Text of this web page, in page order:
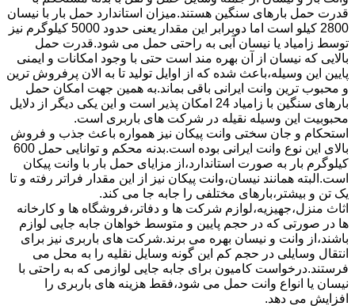
قدرت حمل بارهای سنگین هستند.میزان استاندارد حمل بار با نیسان
2800 کیلو است اما دوبرابر این مقدار یعنی حدود 5000 کیلوگرم نیز
توسط زامیاد یا نیسان آبی به راحتی حمل می شود.قدرت حمل
بالایی که نیسان از آن بهره مند است حتی با وجود امکانات و ایمنی
پایین این وسیله،باعث شده که از اوایل تولید تا به الان پرفروش ترین
و محبوب ترین وانت ایرانی باقی بماند.به همین جهت امکان حمل
بارهای سنگین با زامیاد 24 امکان پذیر است و این یکی دیگر از دلایل
محبوبیت این وسیله نقیله در شرکت های باربری است.
استحکام و جان سختی وانت پیکان نیز همواره باعث جذب و فروش
بالای این نوع وانت ایرانی بوده است.بدنه محکم و توانایی حمل 600
کیلوگرم بار به صورت استاندارد،از مزایای حمل بار با وانت پیکان
است.البته همانند نیسان،وانت پیکان نیز از این مقدار فراتر رفته و تا
یک تن و بیشتر،بارهای مختلفی را جابه جا می کند.
اثاث منزل،جهیزیه،لوازم شرکت ها و دفاتر،فروشگاه ها و کارخانه
ها در صورتی که در حجم پایین و متوسط خواهان جابه جایی لوازم
باشند،از وانت و نیسان بهره می برند.شرکت های باربری نیز برای
انتقال وسایلی در حجم کم این گونه وسایل نقلیه را به محل می
فرستند.درخواست کامیون برای جابه جایی لوازمی که به راحتی با
نیسان یا انواع وانت حمل می شود،فقط هزینه های باربری را
افزایش می دهد.